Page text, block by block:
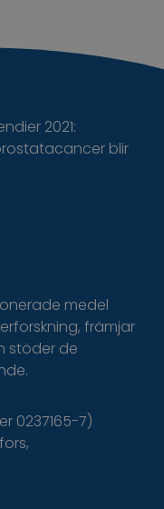
2021:
blir
medel
främjar
stöder de
0237165-7)